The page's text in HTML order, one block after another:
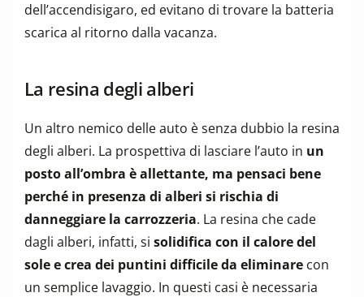
dell’accendisigaro, ed evitano di trovare la batteria
scarica al ritorno dalla vacanza.
La resina degli alberi
Un altro nemico delle auto è senza dubbio la resina
degli alberi. La prospettiva di lasciare l’auto in un
posto all’ombra è allettante, ma pensaci bene
perché in presenza di alberi si rischia di
danneggiare la carrozzeria. La resina che cade
dagli alberi, infatti, si solidifica con il calore del
sole e crea dei puntini difficile da eliminare con
un semplice lavaggio. In questi casi è necessaria